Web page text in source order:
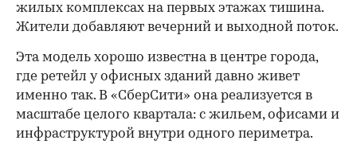
жилых комплексах на первых этажах тишина.
Жители добавляют вечерний и выходной поток.
Эта модель хорошо известна в центре города,
где ретейл у офисных зданий давно живет
именно так. В «СберСити» она реализуется в
масштабе целого квартала: с жильем, офисами и
инфраструктурой внутри одного периметра.